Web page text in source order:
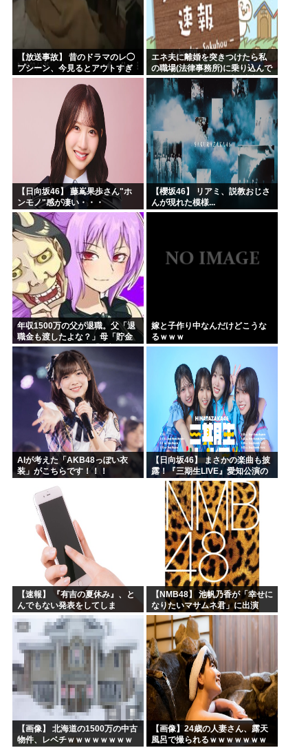
【放送事故】 昔のドラマのレ◯
プシーン、今見るとアウトすぎ
る・・・
エネ夫に離婚を突きつけたら私
の職場(法律事務所)に乗り込んで
きた 堂々と「離婚の法律相談で
す。母の薦めでこちらに参りま
した」と言っているが、...
【日向坂46】 藤嶌果歩さん"ホ
ンモノ"感が凄い・・・
【櫻坂46】 リアミ、説教おじさ
んが現れた模様...
年収1500万の父が退職。父「退
職金も渡したよな？」母「貯金
なんてないよー」父「全部なく
なったの！？」→予想外の返事
に家族騒然となり…
嫁と子作り中なんだけどこうな
るｗｗｗ
AIが考えた「AKB48っぽい衣
装」がこちらです！！！
【日向坂46】 まさかの楽曲も披
露！『三期生LIVE』愛知公演の
レポがこちら
【速報】 『有吉の夏休み』、と
んでもない発表をしてしま
う！！！！！
【NMB48】 池帆乃香が「幸せに
なりたいマサムネ君」に出演
【画像】 北海道の1500万の中古
物件、レベチｗｗｗｗｗｗｗｗ
【画像】24歳の人妻さん、露天
風呂で撮られるｗｗｗｗｗｗｗ